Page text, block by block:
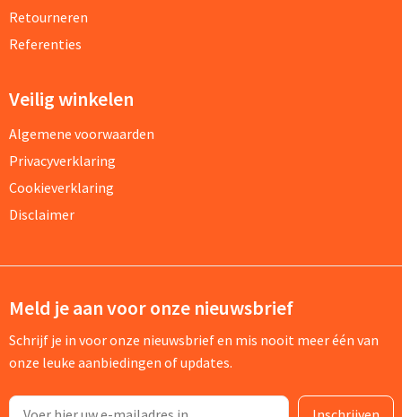
Retourneren
Referenties
Veilig winkelen
Algemene voorwaarden
Privacyverklaring
Cookieverklaring
Disclaimer
Meld je aan voor onze nieuwsbrief
Schrijf je in voor onze nieuwsbrief en mis nooit meer één van
onze leuke aanbiedingen of updates.